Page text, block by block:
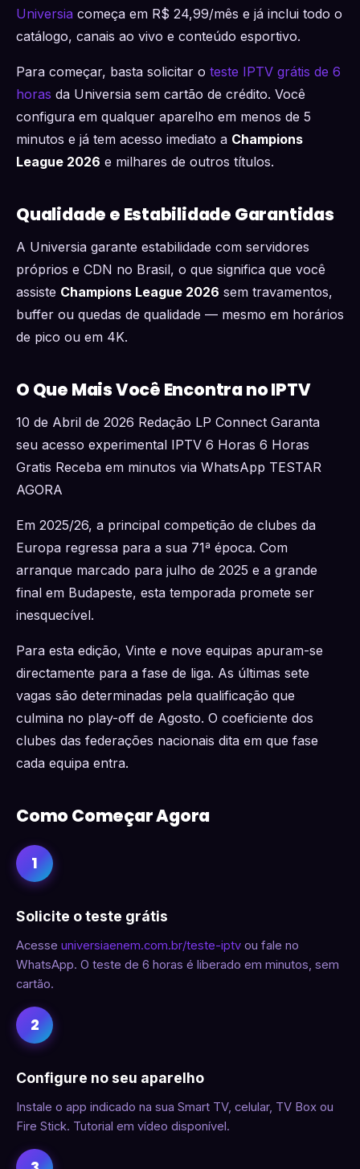
Universia começa em R$ 24,99/mês e já inclui todo o
catálogo, canais ao vivo e conteúdo esportivo.
Para começar, basta solicitar o teste IPTV grátis de 6
horas da Universia sem cartão de crédito. Você
configura em qualquer aparelho em menos de 5
minutos e já tem acesso imediato a Champions
League 2026 e milhares de outros títulos.
Qualidade e Estabilidade Garantidas
A Universia garante estabilidade com servidores
próprios e CDN no Brasil, o que significa que você
assiste Champions League 2026 sem travamentos,
buffer ou quedas de qualidade — mesmo em horários
de pico ou em 4K.
O Que Mais Você Encontra no IPTV
10 de Abril de 2026 Redação LP Connect Garanta
seu acesso experimental IPTV 6 Horas 6 Horas
Gratis Receba em minutos via WhatsApp TESTAR
AGORA
Em 2025/26, a principal competição de clubes da
Europa regressa para a sua 71ª época. Com
arranque marcado para julho de 2025 e a grande
final em Budapeste, esta temporada promete ser
inesquecível.
Para esta edição, Vinte e nove equipas apuram-se
directamente para a fase de liga. As últimas sete
vagas são determinadas pela qualificação que
culmina no play-off de Agosto. O coeficiente dos
clubes das federações nacionais dita em que fase
cada equipa entra.
Como Começar Agora
1
Solicite o teste grátis
Acesse universiaenem.com.br/teste-iptv ou fale no
WhatsApp. O teste de 6 horas é liberado em minutos, sem
cartão.
2
Configure no seu aparelho
Instale o app indicado na sua Smart TV, celular, TV Box ou
Fire Stick. Tutorial em vídeo disponível.